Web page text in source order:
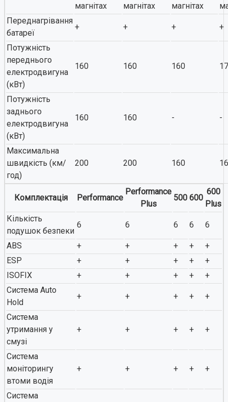
магнітах
магнітах
магнітах
Переднагрівання
батареї
+ + + +
Потужність
переднього
електродвигуна
(кВт)
160 160 160
Потужність
заднього
електродвигуна
(кВт)
160 160 - -
Максимальна
швидкість (км/
год)
200 200 160
Комплектація Performance
Performance
Plus
500 600
600
Plus
Кількість
подушок безпеки
6 6 6 6 6
ABS + + + +
+
ESP
+ + + +
+
ISOFIX
+ + + +
+
Система Auto
Hold
+ + + + +
Система
утримання у
смузі
+ + + + +
Система
моніторингу
втоми водія
+ + + + +
Система